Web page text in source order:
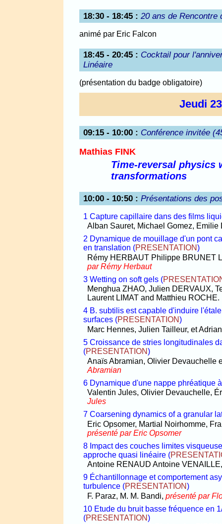
18:30 - 18:45 :20 ans de Rencontre
animé par Eric Falcon
18:45 - 20:45 : Cocktail pour
Linéaire
(présentation du badge obligatoire)
Jeudi
09:15 - 10:00 : Conférence invitée
Mathias FINK
Time-reversal physics
transformations
10:00 - 10:50 :Présentations des
1 Capture capillaire dans des films
Alban Sauret, Michael Gomez,
2 Dynamique de mouillage d'un pont
en translation (PRESENTATION)
Rémy HERBAUT Philippe BRUNET
par Rémy Herbaut
3 Wetting on soft gels (
Menghua ZHAO, Julien DERVAUX,
Laurent LIMAT and Matthieu
4 B. subtilis est capable d'induire
surfaces (PRESENTATION)
Marc Hennes, Julien Tailleur, et
5 Croissance de stries longitudinales
(PRESENTATION)
Anaïs Abramian, Olivier Devauchelle
Abramian
6 Dynamique d'une nappe phréatique
Valentin Jules, Olivier Devauchelle,
Jules
7 Coarsening dynamics of a granular
Eric Opsomer, Martial Noirhomme,
présenté par Eric Opsomer
8 Impact des couches limites
approche quasi linéaire (
Antoine RENAUD Antoine
9 Échantillonnage et comportement
turbulence (PRESENTATION)
F. Paraz, M. M. Bandi, présenté par
10 Etude du bruit basse fréquence en
(PRESENTATION)